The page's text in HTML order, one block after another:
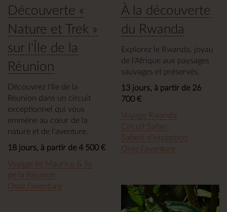
Découverte «
Nature et Trek »
sur l'Île de la
Réunion
Découvrez l'Ile de la
Réunion dans un circuit
exceptionnel qui vous
emmène au cœur de la
nature et de l'aventure.
18 jours, à partir de 4 500 €
Voyage Ile Maurice & Ile
de la Réunion
Osez l'aventure
À la découverte
du Rwanda
Explorez le Rwanda, joyau
de l’Afrique aux paysages
sauvages et préservés.
13 jours, à partir de 26
700 €
Voyage Rwanda
Circuit Safari
Safaris d'exception
Osez l'aventure